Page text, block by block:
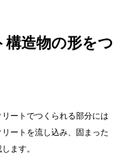
造物の形をつ
ートでつくられる部分には
ートを流し込み、固まった
ます。